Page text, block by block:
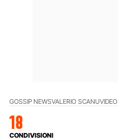
GOSSIP NEWSVALERIO SCANUVIDEO
18
CONDIVISIONI